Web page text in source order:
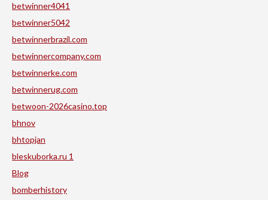
betwinner4041
betwinner5042
betwinnerbrazil.com
betwinnercompany.com
betwinnerke.com
betwinnerug.com
betwoon-2026casino.top
bhnov
bhtopjan
bleskuborka.ru 1
Blog
bomberhistory